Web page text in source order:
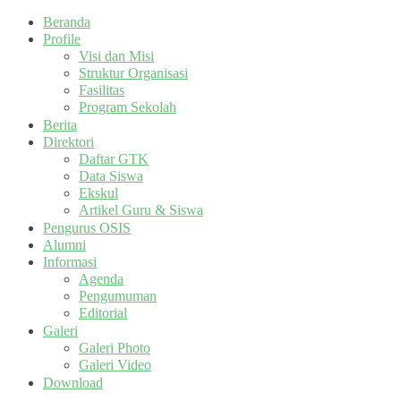
Beranda
Profile
Visi dan Misi
Struktur Organisasi
Fasilitas
Program Sekolah
Berita
Direktori
Daftar GTK
Data Siswa
Ekskul
Artikel Guru & Siswa
Pengurus OSIS
Alumni
Informasi
Agenda
Pengumuman
Editorial
Galeri
Galeri Photo
Galeri Video
Download